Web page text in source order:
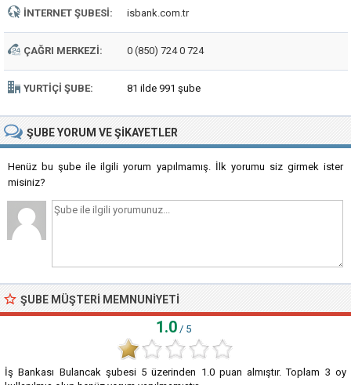
İNTERNET ŞUBESI: isbank.com.tr
ÇAĞRI MERKEZI: 0 (850) 724 0 724
YURTIÇI ŞUBE: 81 ilde 991 şube
ŞUBEYORUM VE ŞIKAYETLER
Henüz bu şube ile ilgili yorum yapılmamış. İlk yorumu siz girmek ister
misiniz?
ŞUBE MÜŞTERI MEMNUNIYETI
1.0 / 5
İş Bankası Bulancak şubesi 5 üzerinden 1.0puan almıştır. Toplam 3 oy